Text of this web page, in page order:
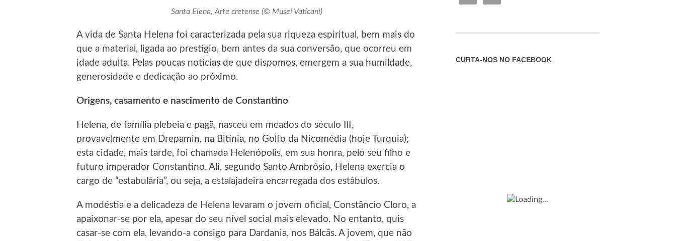
Santa Elena, Arte cretense (© Musei Vaticani)
A vida de Santa Helena foi caracterizada pela sua riqueza espiritual, bem mais do
que a material, ligada ao prestígio, bem antes da sua conversão, que ocorreu em
idade adulta. Pelas poucas notícias de que dispomos, emergem a sua humildade,
generosidade e dedicação ao próximo.
Origens, casamento e nascimento de Constantino
Helena, de família plebeia e pagã, nasceu em meados do século III,
provavelmente em Drepamin, na Bitínia, no Golfo da Nicomédia (hoje Turquia);
esta cidade, mais tarde, foi chamada Helenópolis, em sua honra, pelo seu filho e
futuro imperador Constantino. Ali, segundo Santo Ambrósio, Helena exercia o
cargo de “estabulária”, ou seja, a estalajadeira encarregada dos estábulos.
A modéstia e a delicadeza de Helena levaram o jovem oficial, Constâncio Cloro, a
apaixonar-se por ela, apesar do seu nível social mais elevado. No entanto, quis
casar-se com ela, levando-a consigo para Dardania, nos Bálcãs. A jovem, que não
CURTA-NOS NO FACEBOOK